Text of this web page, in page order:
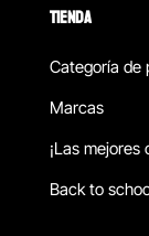
TIENDA
Categoría de
Marcas
¡Las mejores
Back to